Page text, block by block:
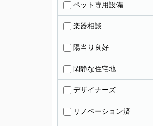
ペット専用設備
楽器相談
陽当り良好
閑静な住宅地
デザイナーズ
リノベーション済